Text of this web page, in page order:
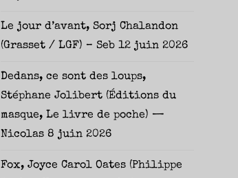
Le jour d’avant, Sorj Chalandon
(Grasset / LGF) – Seb 12 juin 2026
Dedans, ce sont des loups,
Stéphane Jolibert (Éditions du
masque, Le livre de poche) —
Nicolas 8 juin 2026
Fox, Joyce Carol Oates (Philippe